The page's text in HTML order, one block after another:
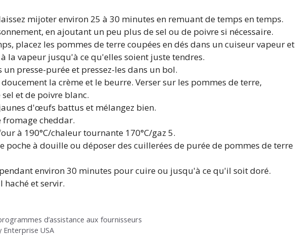
mijoter environ 25 à 30 minutes en remuant de temps en temps.
en ajoutant un peu plus de sel ou de poivre si nécessaire.
placez les pommes de terre coupées en dés dans un cuiseur vapeur et
la vapeur jusqu'à ce qu'elles soient juste tendres.
un presse-purée et pressez-les dans un bol.
la crème et le beurre. Verser sur les pommes de terre,
et de poivre blanc.
d'œufs battus et mélangez bien.
cheddar.
à 190°C/chaleur tournante 170°C/gaz 5.
poche à douille ou déposer des cuillerées de purée de pommes de terre
environ 30 minutes pour cuire ou jusqu'à ce qu'il soit doré.
haché et servir.
d’assistance aux fournisseurs
Enterprise USA